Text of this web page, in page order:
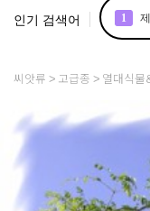
인기 검색어 1
5
씨앗류 고급종 열대식물